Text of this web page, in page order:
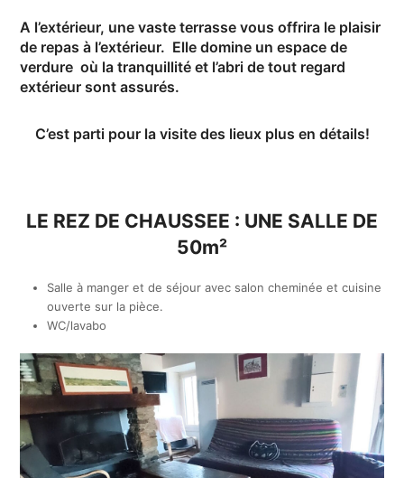
A l’extérieur, une vaste terrasse vous offrira le plaisir
de repas à l’extérieur. Elle domine un espace de
verdure où la tranquillité et l’abri de tout regard
extérieur sont assurés.
C’est parti pour la visite des lieux plus en détails!
LE REZ DE CHAUSSEE : UNE SALLE DE
50m²
Salle à manger et de séjour avec salon cheminée et cuisine
ouverte sur la pièce.
WC/lavabo